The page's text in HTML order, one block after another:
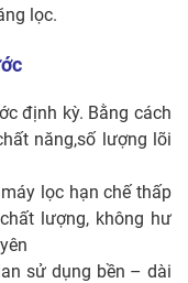
lọc.
định kỳ. Bằng cách
năng,số lượng lõi
lọc hạn chế thấp
lượng, không hư
sử dụng bền – dài